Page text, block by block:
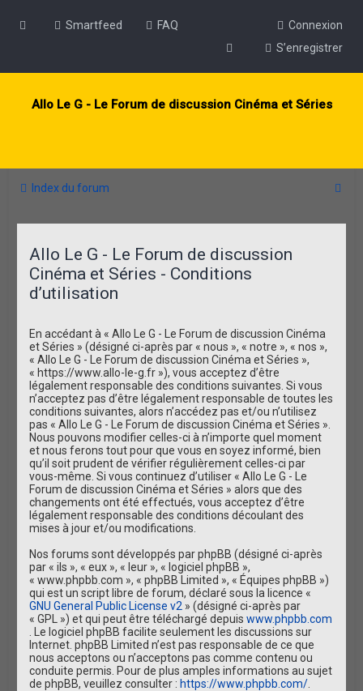
Smartfeed FAQ
Connexion
S’enregistrer
Allo Le G - Le Forum de discussion Cinéma et Séries
Index du forum
Allo Le G - Le Forum de discussion
Cinéma et Séries - Conditions
d’utilisation
En accédant à « Allo Le G - Le Forum de discussion Cinéma
et Séries » (désigné ci-après par « nous », « notre », « nos »,
« Allo Le G - Le Forum de discussion Cinéma et Séries »,
« https://www.allo-le-g.fr »), vous acceptez d’être
légalement responsable des conditions suivantes. Si vous
n’acceptez pas d’être légalement responsable de toutes les
conditions suivantes, alors n’accédez pas et/ou n’utilisez
pas « Allo Le G - Le Forum de discussion Cinéma et Séries ».
Nous pouvons modifier celles-ci à n’importe quel moment
et nous ferons tout pour que vous en soyez informé, bien
qu’il soit prudent de vérifier régulièrement celles-ci par
vous-même. Si vous continuez d’utiliser « Allo Le G - Le
Forum de discussion Cinéma et Séries » alors que des
changements ont été effectués, vous acceptez d’être
légalement responsable des conditions découlant des
mises à jour et/ou modifications.
Nos forums sont développés par phpBB (désigné ci-après
par « ils », « eux », « leur », « logiciel phpBB »,
« www.phpbb.com », « phpBB Limited », « Équipes phpBB »)
qui est un script libre de forum, déclaré sous la licence «
GNU General Public License v2 » (désigné ci-après par
« GPL ») et qui peut être téléchargé depuiswww.phpbb.com
. Le logiciel phpBB facilite seulement les discussions sur
Internet. phpBB Limited n’est pas responsable de ce que
nous acceptons ou n’acceptons pas comme contenu ou
conduite permis. Pour de plus amples informations au sujet
de phpBB, veuillez consulter :https://www.phpbb.com/